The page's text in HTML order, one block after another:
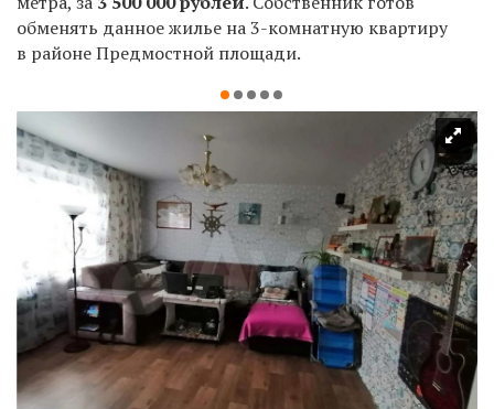
обменять данное жилье на 3-комнатную квартиру
в районе Предмостной площади.